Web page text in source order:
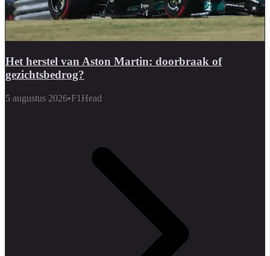
Het herstel van Aston Martin: doorbraak of
gezichtsbedrog?
5 augustus 2026•F1Head